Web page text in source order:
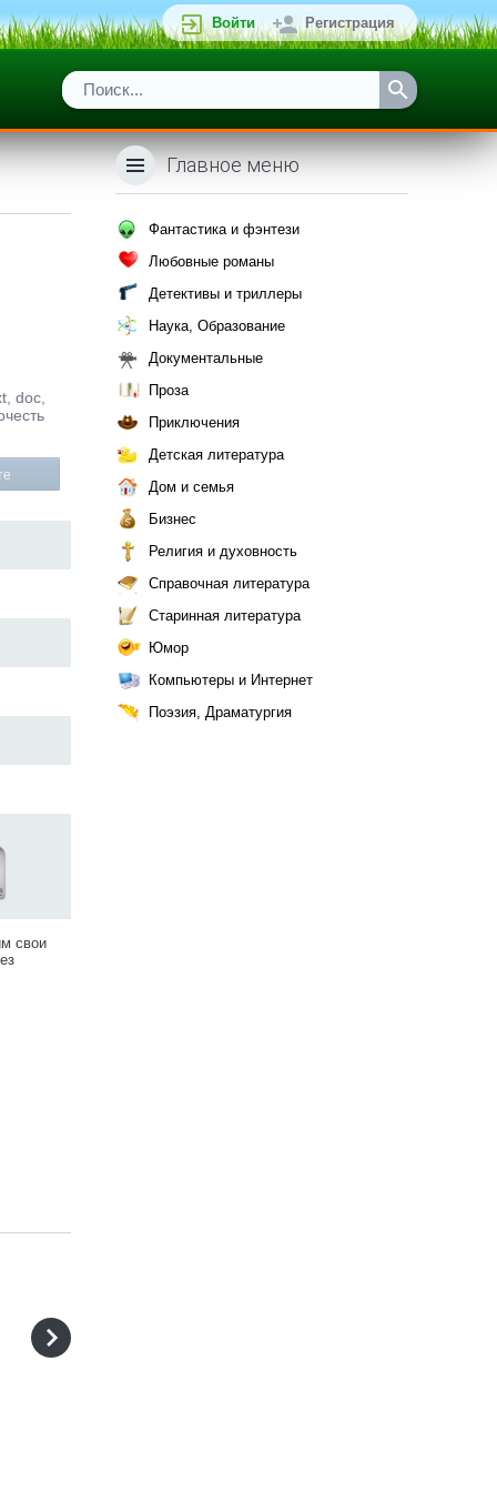
Войти Регистрация
doc,
свои
Главное меню
Фантастика и фэнтези
Любовные романы
Детективы и триллеры
Наука, Образование
Документальные
Проза
Приключения
Детская литература
Дом и семья
Бизнес
Религия и духовность
Справочная литература
Старинная литература
Юмор
Компьютеры и Интернет
Поэзия, Драматургия